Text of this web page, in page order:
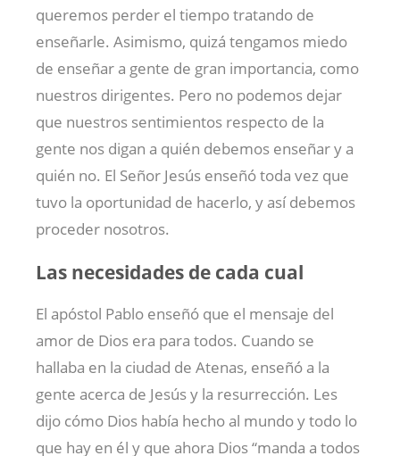
queremos perder el tiempo tratando de
enseñarle. Asimismo, quizá tengamos miedo
de enseñar a gente de gran importancia, como
nuestros dirigentes. Pero no podemos dejar
que nuestros sentimientos respecto de la
gente nos digan a quién debemos enseñar y a
quién no. El Señor Jesús enseñó toda vez que
tuvo la oportunidad de hacerlo, y así debemos
proceder nosotros.
Las necesidades de cada cual
El apóstol Pablo enseñó que el mensaje del
amor de Dios era para todos. Cuando se
hallaba en la ciudad de Atenas, enseñó a la
gente acerca de Jesús y la resurrección. Les
dijo cómo Dios había hecho al mundo y todo lo
que hay en él y que ahora Dios “manda a todos